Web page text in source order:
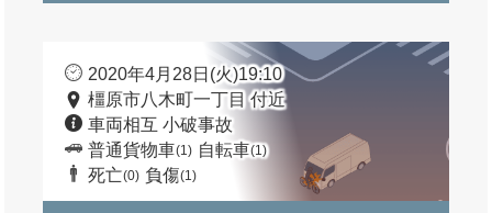
2020年4月28日(火)19:10
橿原市八木町一丁目 付近
車両相互 小破事故
普通貨物車(1) 自転車(1)
死亡(0) 負傷(1)